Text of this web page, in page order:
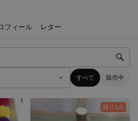
フィール レター
すべて 販売中
残り1点